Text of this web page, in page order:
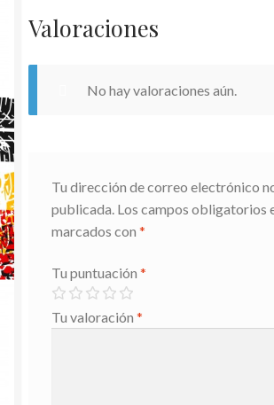
Valoraciones
No hay valoraciones aún.
Tu dirección de correo electrónico
publicada. Los campos obligatorios
marcados con *
Tu puntuación *
Tu valoración *